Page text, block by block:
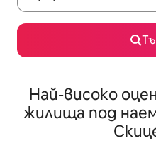
Най-високо
жилища под